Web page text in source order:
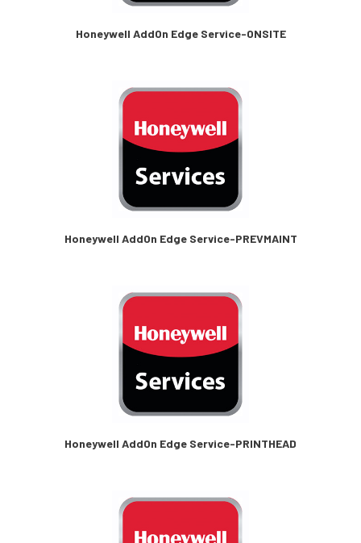
Honeywell AddOn Edge Service-ONSITE
Honeywell AddOn Edge Service-PREVMAINT
Honeywell AddOn Edge Service-PRINTHEAD